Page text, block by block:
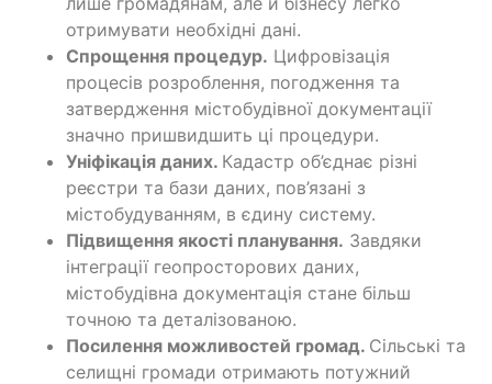
отримувати необхідні дані.
Спрощення процедур. Цифровізація
процесів розроблення, погодження та
затвердження містобудівної документації
значно пришвидшить ці процедури.
Уніфікація даних. Кадастр об’єднає різні
реєстри та бази даних, пов’язані з
містобудуванням, в єдину систему.
Підвищення якості планування. Завдяки
інтеграції геопросторових даних,
містобудівна документація стане більш
точною та деталізованою.
Посилення можливостей громад. Сільські та
селищні громади отримають потужний